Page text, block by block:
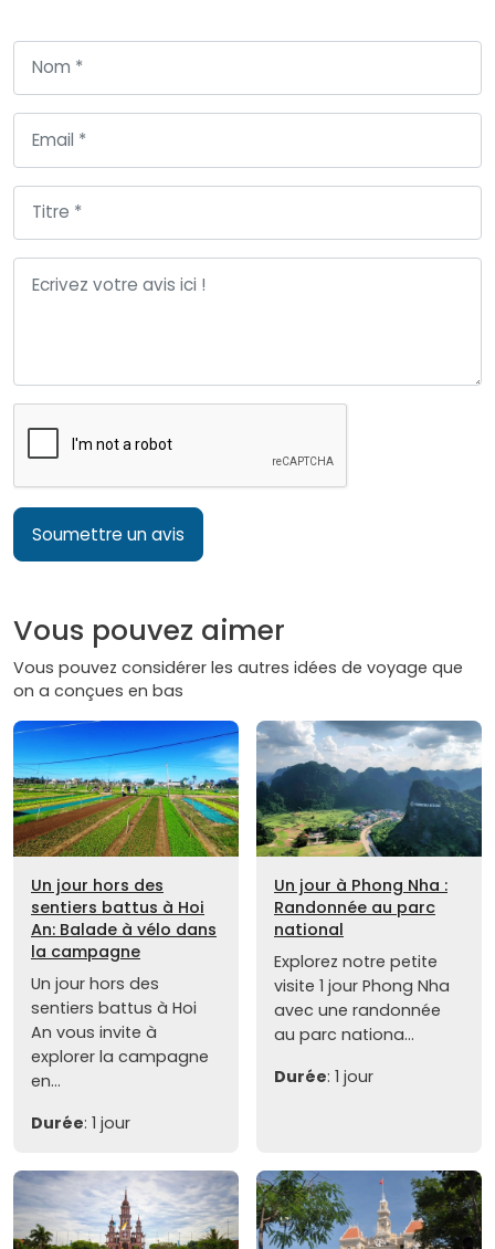
Soumettre un avis
Vous pouvez aimer
Vous pouvez considérer les autres idées de voyage que
on a conçues en bas
Un jour hors des
sentiers battus à Hoi
An: Balade à vélo dans
la campagne
Un jour hors des
sentiers battus à Hoi
An vous invite à
explorer la campagne
en...
Durée: 1 jour
Un jour à Phong Nha :
Randonnée au parc
national
Explorez notre petite
visite 1 jour Phong Nha
avec une randonnée
au parc nationa...
Durée: 1 jour